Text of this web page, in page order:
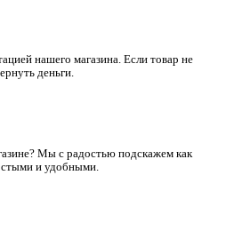
нашего магазина. Если товар не
деньги.
Мы с радостью подскажем как
и удобными.